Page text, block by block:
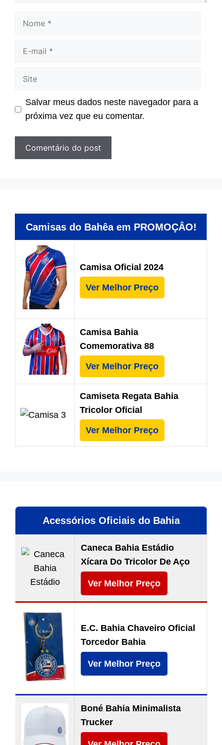
Nome
Site
Salvar meus dados neste navegador para a
próxima vez que eu comentar.
Camisas do Bahêa em PROMOÇÂO!
Camisa Oficial 2024
Ver Melhor Preço
Camisa Bahia
Comemorativa 88
Ver Melhor Preço
Camiseta Regata Bahia
Tricolor Oficial
Ver Melhor Preço
Acessórios Oficiais do Bahia
Caneca Bahia Estádio
Xícara Do Tricolor De Aço
Ver Melhor Preço
E.C. Bahia Chaveiro Oficial
Torcedor Bahia
Ver Melhor Preço
Boné Bahia Minimalista
Trucker